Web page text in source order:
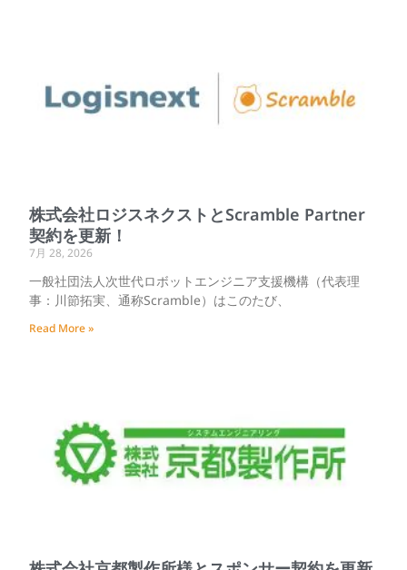
株式会社ロジスネクストとScramble Partner
契約を更新！
7月 28, 2026
一般社団法人次世代ロボットエンジニア支援機構（代表理
事：川節拓実、通称Scramble）はこのたび、
Read More »